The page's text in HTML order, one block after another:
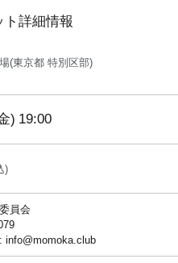
ト詳細情報
(東京都 特別区部)
) 19:00
)
員会
info@momoka.club